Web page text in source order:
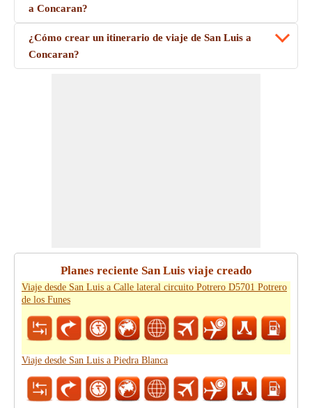
a Concaran?
¿Cómo crear un itinerario de viaje de San Luis a
Concaran?
Planes reciente San Luis viaje creado
Viaje desde San Luis a Calle lateral circuito Potrero D5701 Potrero
de los Funes
Viaje desde San Luis a Piedra Blanca